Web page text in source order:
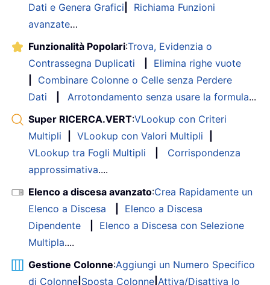
Dati e Genera Grafici
Richiama Funzioni
avanzate…
Funzionalità Popolari:Trova, Evidenzia o
Contrassegna Duplicati
Elimina righe vuote
Combinare Colonne o Celle senza Perdere
Dati
Arrotondamento senza usare la formula...
Super RICERCA.VERT:VLookup con Criteri
Multipli
VLookup con Valori Multipli
VLookup tra Fogli Multipli
Corrispondenza
approssimativa....
Elenco a discesa avanzato:Crea Rapidamente un
Elenco a Discesa
Elenco a Discesa
Dipendente
Elenco a Discesa con Selezione
Multipla....
Gestione Colonne:Aggiungi un Numero Specifico
di Colonne Sposta Colonne Attiva/Disattiva lo